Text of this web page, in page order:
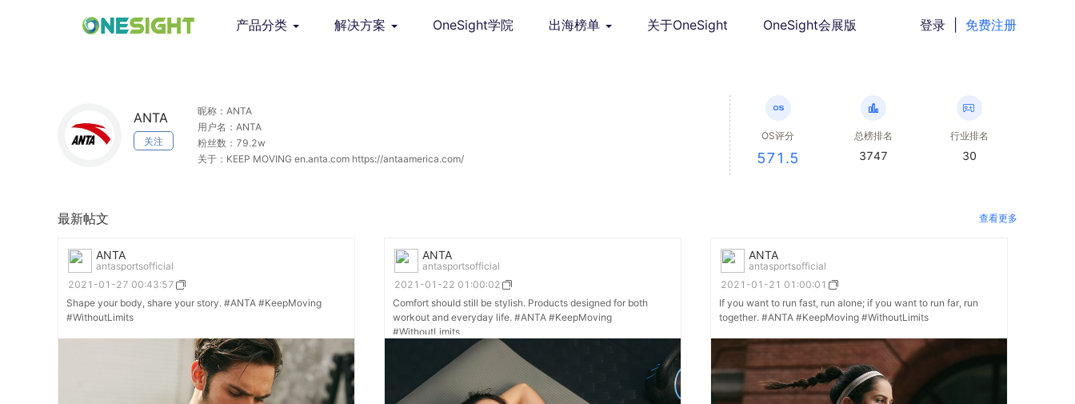
产品分类 解决方案 OneSight学院 出海榜单 关于OneSight OneSight会展版 登录 免费注册
ANTA
关注
昵称：ANTA
用户名：ANTA
粉丝数：79.2w
关于：KEEP MOVING en.anta.com https://antaamerica.com/
OS评分
571.5
总榜排名
3747
行业排名
30
最新帖文 查看更多
ANTA
antasportsofficial
2021-01-27 00:43:57
Shape your body, share your story. #ANTA #KeepMoving
#WithoutLimits
ANTA
antasportsofficial
2021-01-22 01:00:02
Comfort should still be stylish. Products designed for both
workout and everyday life. #ANTA #KeepMoving
#WithoutLimits
ANTA
antasportsofficial
2021-01-21 01:00:01
If you want to run fast, run alone; if you want to run far, run
together. #ANTA #KeepMoving #WithoutLimits